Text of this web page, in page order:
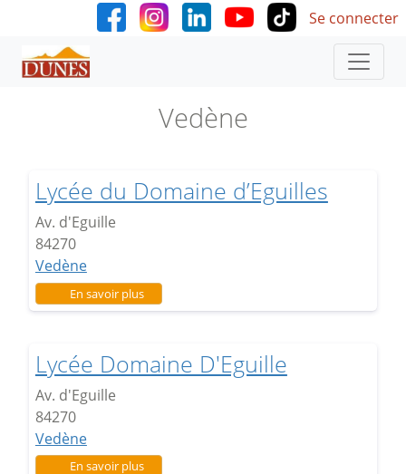
Aller au contenu principal User
Se connecter
Vedène
Lycée du Domaine d’Eguilles
Av. d'Eguille
84270
Vedène
En savoir plussur Lycée du Domaine d’Eguilles
Lycée Domaine D'Eguille
Av. d'Eguille
84270
Vedène
En savoir plussur Lycée Domaine D'Eguille